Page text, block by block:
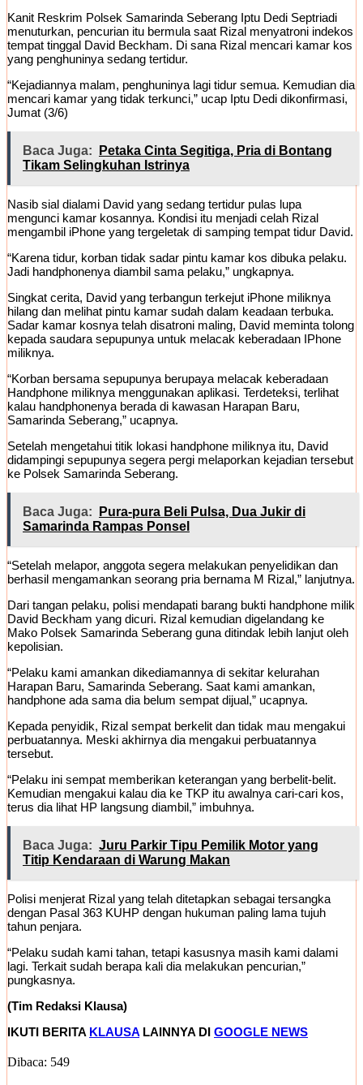
Kanit Reskrim Polsek Samarinda Seberang Iptu Dedi Septriadi
menuturkan, pencurian itu bermula saat Rizal menyatroni indekos
tempat tinggal David Beckham. Di sana Rizal mencari kamar kos
yang penghuninya sedang tertidur.
“Kejadiannya malam, penghuninya lagi tidur semua. Kemudian dia
mencari kamar yang tidak terkunci,” ucap Iptu Dedi dikonfirmasi,
Jumat (3/6)
Baca Juga:
Petaka Cinta Segitiga, Pria di Bontang
Tikam Selingkuhan Istrinya
Nasib sial dialami David yang sedang tertidur pulas lupa
mengunci kamar kosannya. Kondisi itu menjadi celah Rizal
mengambil iPhone yang tergeletak di samping tempat tidur David.
“Karena tidur, korban tidak sadar pintu kamar kos dibuka pelaku.
Jadi handphonenya diambil sama pelaku,” ungkapnya.
Singkat cerita, David yang terbangun terkejut iPhone miliknya
hilang dan melihat pintu kamar sudah dalam keadaan terbuka.
Sadar kamar kosnya telah disatroni maling, David meminta tolong
kepada saudara sepupunya untuk melacak keberadaan IPhone
miliknya.
“Korban bersama sepupunya berupaya melacak keberadaan
Handphone miliknya menggunakan aplikasi. Terdeteksi, terlihat
kalau handphonenya berada di kawasan Harapan Baru,
Samarinda Seberang,” ucapnya.
Setelah mengetahui titik lokasi handphone miliknya itu, David
didampingi sepupunya segera pergi melaporkan kejadian tersebut
ke Polsek Samarinda Seberang.
Baca Juga:
Pura-pura Beli Pulsa, Dua Jukir di
Samarinda Rampas Ponsel
“Setelah melapor, anggota segera melakukan penyelidikan dan
berhasil mengamankan seorang pria bernama M Rizal,” lanjutnya.
Dari tangan pelaku, polisi mendapati barang bukti handphone milik
David Beckham yang dicuri. Rizal kemudian digelandang ke
Mako Polsek Samarinda Seberang guna ditindak lebih lanjut oleh
kepolisian.
“Pelaku kami amankan dikediamannya di sekitar kelurahan
Harapan Baru, Samarinda Seberang. Saat kami amankan,
handphone ada sama dia belum sempat dijual,” ucapnya.
Kepada penyidik, Rizal sempat berkelit dan tidak mau mengakui
perbuatannya. Meski akhirnya dia mengakui perbuatannya
tersebut.
“Pelaku ini sempat memberikan keterangan yang berbelit-belit.
Kemudian mengakui kalau dia ke TKP itu awalnya cari-cari kos,
terus dia lihat HP langsung diambil,” imbuhnya.
Baca Juga: Juru Parkir Tipu Pemilik Motor yang
Titip Kendaraan di Warung Makan
Polisi menjerat Rizal yang telah ditetapkan sebagai tersangka
dengan Pasal 363 KUHP dengan hukuman paling lama tujuh
tahun penjara.
“Pelaku sudah kami tahan, tetapi kasusnya masih kami dalami
lagi. Terkait sudah berapa kali dia melakukan pencurian,”
pungkasnya.
(Tim Redaksi Klausa)
IKUTI BERITA KLAUSA LAINNYA DI GOOGLE NEWS
Dibaca: 549